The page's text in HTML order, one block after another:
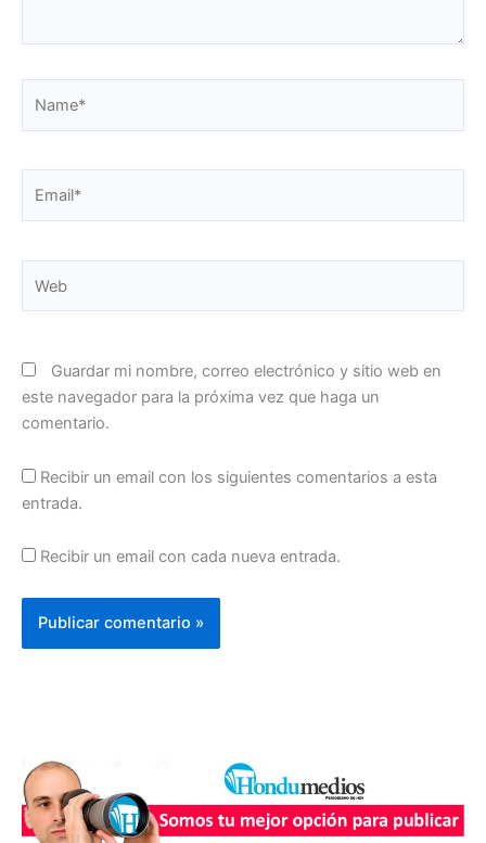
Guardar mi nombre, correo electrónico y sitio web en
este navegador para la próxima vez que haga un
comentario.
Recibir un email con los siguientes comentarios a esta
entrada.
Recibir un email con cada nueva entrada.